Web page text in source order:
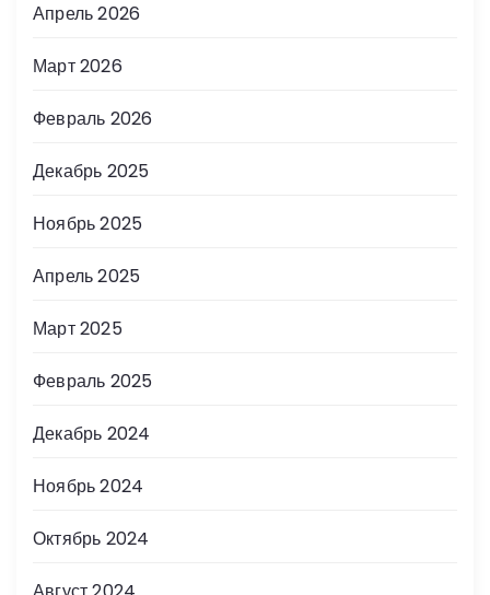
Апрель 2026
Март 2026
Февраль 2026
Декабрь 2025
Ноябрь 2025
Апрель 2025
Март 2025
Февраль 2025
Декабрь 2024
Ноябрь 2024
Октябрь 2024